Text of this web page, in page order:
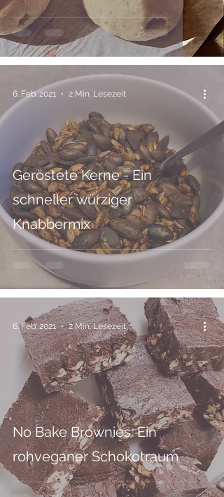
Geröstete Kerne - Ein
schneller würziger
Knabbermix
6. Feb. 2021 2 Min. Lesezeit
No Bake Brownies: Ein
rohveganer Schokotraum
6. Feb. 2021 2 Min. Lesezeit